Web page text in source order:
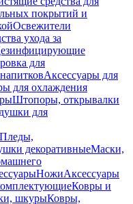
покрытий и
Освежители
ухода за
для
Аксессуары для
для охлаждения
Штопоры, открывалки
для
Пледы,
декоративныеМаски,
НожиАксессуары
Ковры и
шкурыКовры,